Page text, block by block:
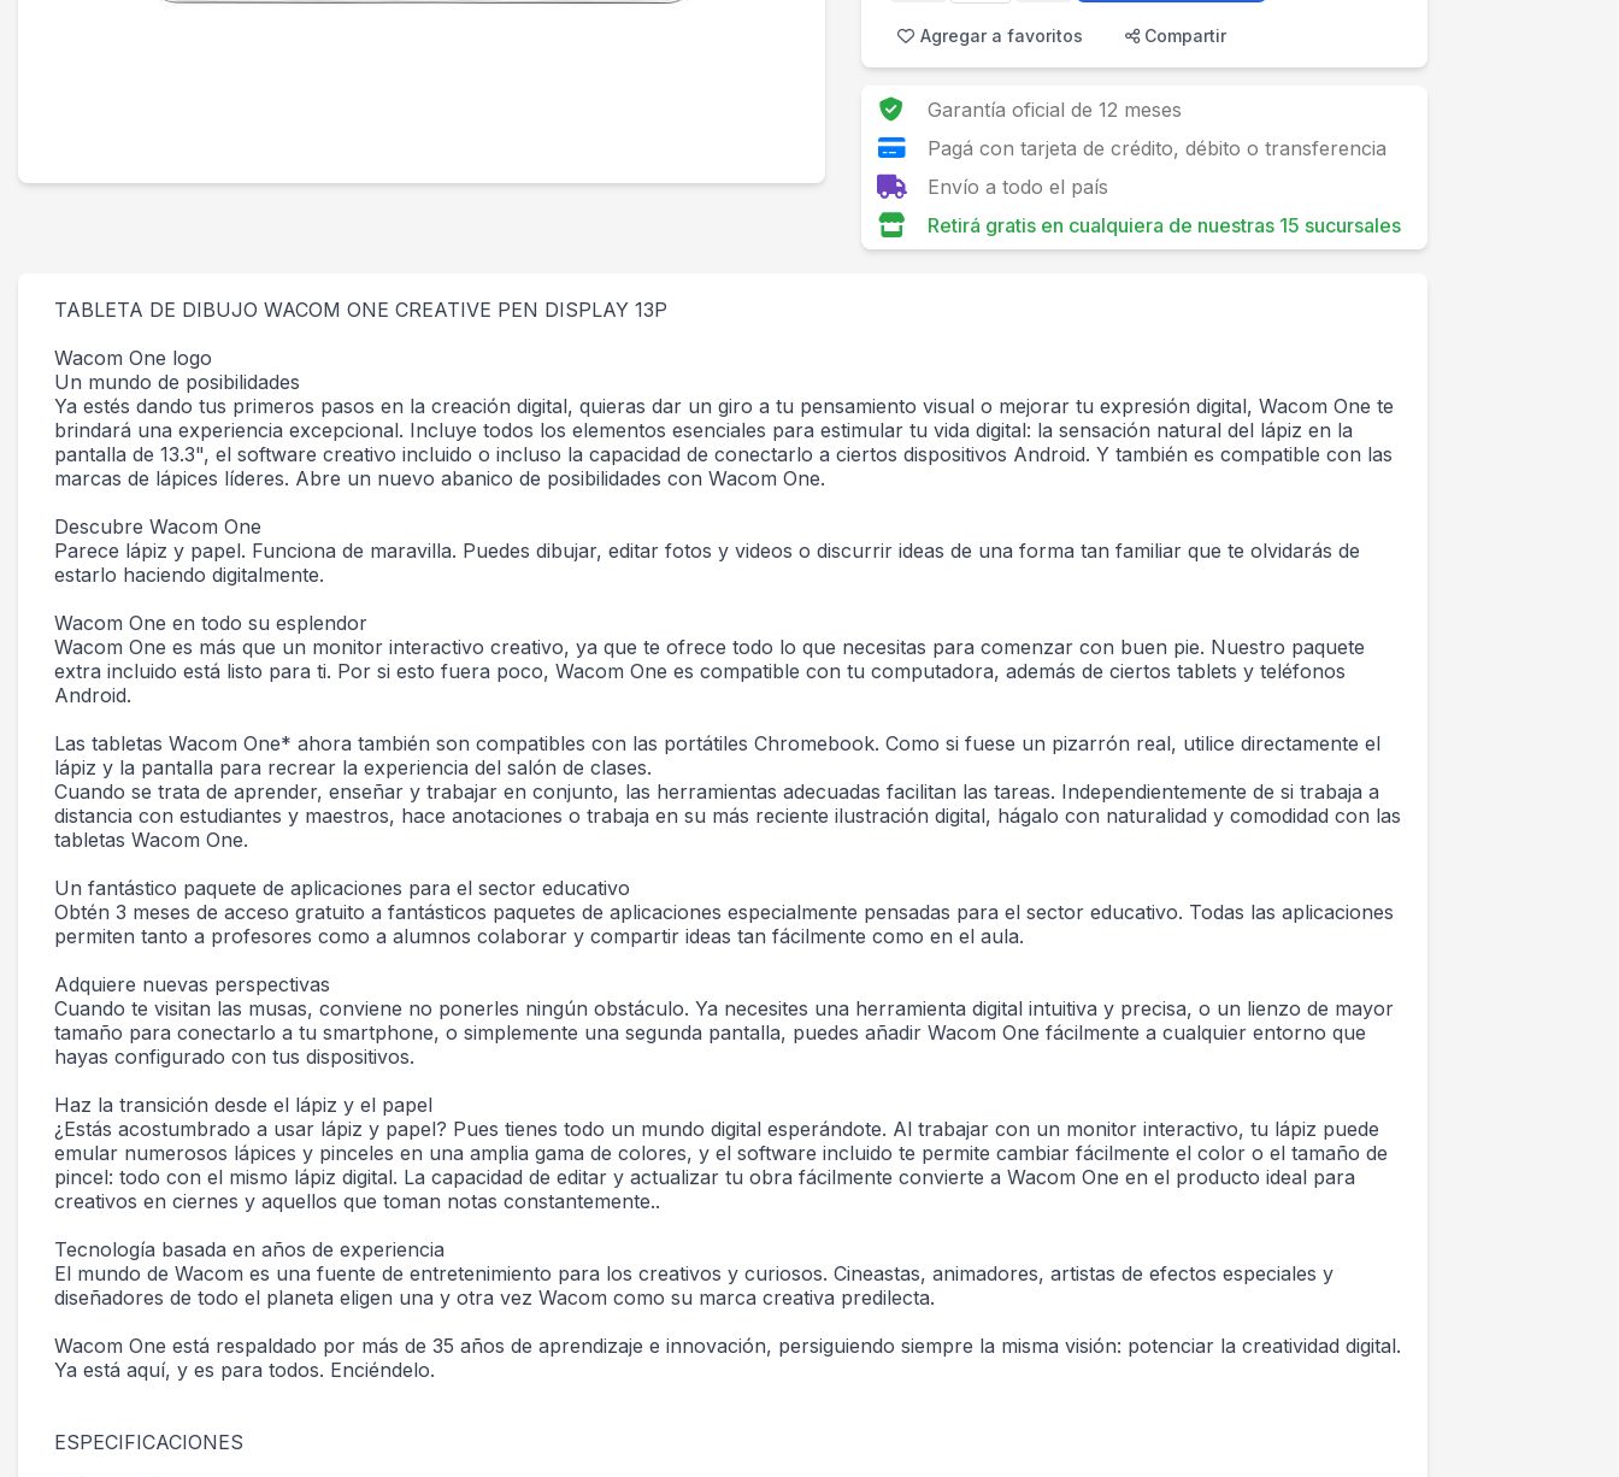
Agregar a favoritos Compartir
Garantía oficial de 12 meses
Pagá con tarjeta de crédito, débito o transferencia
Envío a todo el país
Retirá gratis en cualquiera de nuestras 15 sucursales
TABLETA DE DIBUJO WACOM ONE CREATIVE PEN DISPLAY 13P
Wacom One logo
Un mundo de posibilidades
Ya estés dando tus primeros pasos en la creación digital, quieras dar un giro a tu pensamiento visual o mejorar tu expresión digital, Wacom One te
brindará una experiencia excepcional. Incluye todos los elementos esenciales para estimular tu vida digital: la sensación natural del lápiz en la
pantalla de 13.3", el software creativo incluido o incluso la capacidad de conectarlo a ciertos dispositivos Android. Y también es compatible con las
marcas de lápices líderes. Abre un nuevo abanico de posibilidades con Wacom One.
Descubre Wacom One
Parece lápiz y papel. Funciona de maravilla. Puedes dibujar, editar fotos y videos o discurrir ideas de una forma tan familiar que te olvidarás de
estarlo haciendo digitalmente.
Wacom One en todo su esplendor
Wacom One es más que un monitor interactivo creativo, ya que te ofrece todo lo que necesitas para comenzar con buen pie. Nuestro paquete
extra incluido está listo para ti. Por si esto fuera poco, Wacom One es compatible con tu computadora, además de ciertos tablets y teléfonos
Android.
Las tabletas Wacom One* ahora también son compatibles con las portátiles Chromebook. Como si fuese un pizarrón real, utilice directamente el
lápiz y la pantalla para recrear la experiencia del salón de clases.
Cuando se trata de aprender, enseñar y trabajar en conjunto, las herramientas adecuadas facilitan las tareas. Independientemente de si trabaja a
distancia con estudiantes y maestros, hace anotaciones o trabaja en su más reciente ilustración digital, hágalo con naturalidad y comodidad con las
tabletas Wacom One.
Un fantástico paquete de aplicaciones para el sector educativo
Obtén 3 meses de acceso gratuito a fantásticos paquetes de aplicaciones especialmente pensadas para el sector educativo. Todas las aplicaciones
permiten tanto a profesores como a alumnos colaborar y compartir ideas tan fácilmente como en el aula.
Adquiere nuevas perspectivas
Cuando te visitan las musas, conviene no ponerles ningún obstáculo. Ya necesites una herramienta digital intuitiva y precisa, o un lienzo de mayor
tamaño para conectarlo a tu smartphone, o simplemente una segunda pantalla, puedes añadir Wacom One fácilmente a cualquier entorno que
hayas configurado con tus dispositivos.
Haz la transición desde el lápiz y el papel
¿Estás acostumbrado a usar lápiz y papel? Pues tienes todo un mundo digital esperándote. Al trabajar con un monitor interactivo, tu lápiz puede
emular numerosos lápices y pinceles en una amplia gama de colores, y el software incluido te permite cambiar fácilmente el color o el tamaño de
pincel: todo con el mismo lápiz digital. La capacidad de editar y actualizar tu obra fácilmente convierte a Wacom One en el producto ideal para
creativos en ciernes y aquellos que toman notas constantemente..
Tecnología basada en años de experiencia
El mundo de Wacom es una fuente de entretenimiento para los creativos y curiosos. Cineastas, animadores, artistas de efectos especiales y
diseñadores de todo el planeta eligen una y otra vez Wacom como su marca creativa predilecta.
Wacom One está respaldado por más de 35 años de aprendizaje e innovación, persiguiendo siempre la misma visión: potenciar la creatividad digital.
Ya está aquí, y es para todos. Enciéndelo.
ESPECIFICACIONES